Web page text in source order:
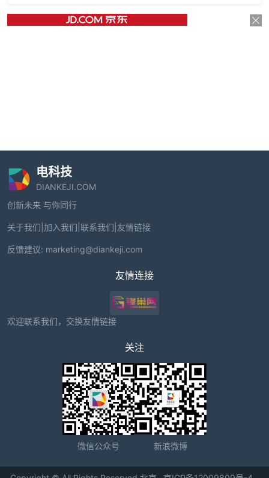
电科技
DIANKEJI.COM
创新未来 与你同行
关于我们 加入我们 联系我们 友情链接
反馈建议: marketing@diankeji.com
友情连接
欢迎联系我们，交换友情链接
关注
微信公众号 新浪微博